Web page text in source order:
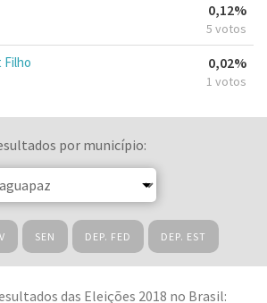
0,12%
5 votos
Filho 0,02%
1 votos
por município:
SEN DEP. FED DEP. EST
das Eleições 2018 no Brasil: